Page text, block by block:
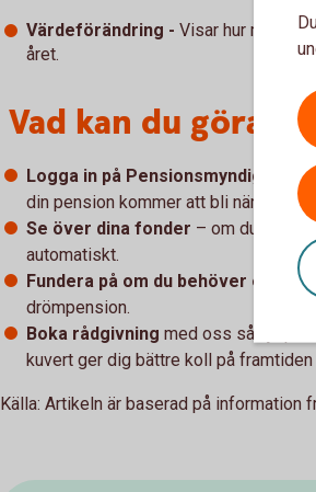
Värdeförändring - Visar hur mycket
året.
Vad kan du göra nu?
Logga in på
din pension kommer att bli när du blir
Se över dina fonder – om du inte
automatiskt.
Fundera på om du behöver ett
drömpension.
Boka rådgivning med oss så hjälper
kuvert ger dig bättre koll på
Källa: Artikeln är baserad på information